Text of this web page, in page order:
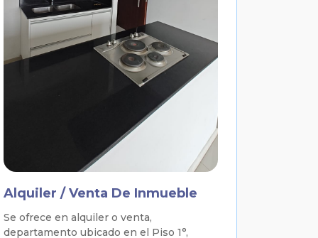
Alquiler / Venta De Inmueble
Se ofrece en alquiler o venta,
departamento ubicado en el Piso 1°,